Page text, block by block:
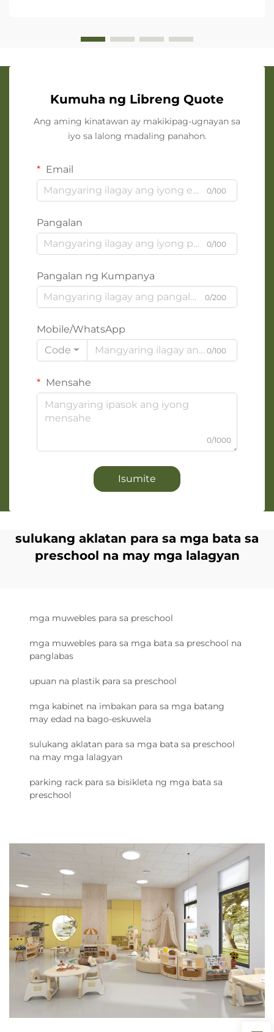
Kumuha ng Libreng Quote
Ang aming kinatawan ay makikipag-ugnayan sa
iyo sa lalong madaling panahon.
Email
0/100
Pangalan
0/100
Pangalan ng Kumpanya
0/200
Mobile/WhatsApp
Code
0/100
Mensahe
0/1000
Isumite
sulukang aklatan para sa mga bata sa
preschool na may mga lalagyan
mga muwebles para sa preschool
mga muwebles para sa mga bata sa preschool na
panglabas
upuan na plastik para sa preschool
mga kabinet na imbakan para sa mga batang
may edad na bago-eskuwela
sulukang aklatan para sa mga bata sa preschool
na may mga lalagyan
parking rack para sa bisikleta ng mga bata sa
preschool